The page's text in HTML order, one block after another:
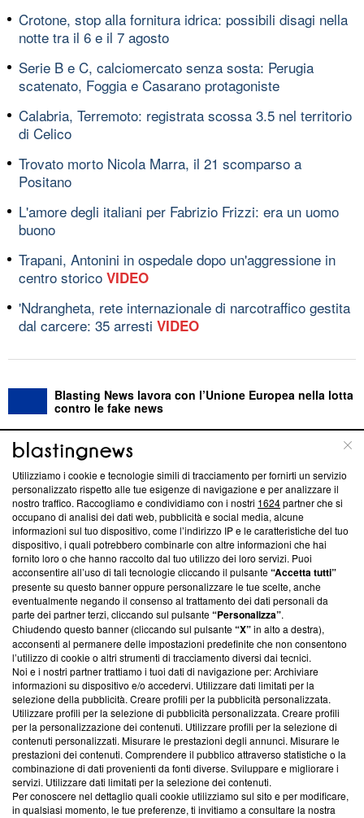
Crotone, stop alla fornitura idrica: possibili disagi nella
notte tra il 6 e il 7 agosto
Serie B e C, calciomercato senza sosta: Perugia
scatenato, Foggia e Casarano protagoniste
Calabria, Terremoto: registrata scossa 3.5 nel territorio
di Celico
Trovato morto Nicola Marra, il 21 scomparso a
Positano
L'amore degli italiani per Fabrizio Frizzi: era un uomo
buono
Trapani, Antonini in ospedale dopo un'aggressione in
centro storico VIDEO
'Ndrangheta, rete internazionale di narcotraffico gestita
dal carcere: 35 arresti VIDEO
Blasting News lavora con l’Unione Europea nella lotta
contro le fake news
ABOUT LINEA EDITORIALE
Questa sezione offre informazioni trasparenti su Blasting
News, sui nostri processi editoriali e su come ci impegniamo a
creare news di qualità. Inoltre, afferma la nostra aderenza a
‘Trust Project - News with Integrity’Blasting News non è
ancora membro del programma, ma ha richiesto di farne
parte; Trust Project non ha ancora effettuato una verifica di
conformità agli standard.
Su di noi
Team editoriale
Corporate
Redazione
Informativa Privacy
Cookie Policy
Blasting SA, IDI CHE-247.845.224, Via Carlo Frasca, 3 - 6900
Lugano (Svizzera) Tel:+39 0690258937
Utilizziamo i cookie e tecnologie simili di tracciamento per fornirti un servizio
personalizzato rispetto alle tue esigenze di navigazione e per analizzare il
nostro traffico. Raccogliamo e condividiamo con i nostri 1624partner che si
occupano di analisi dei dati web, pubblicità e social media, alcune
informazioni sul tuo dispositivo, come l’indirizzo IP e le caratteristiche del tuo
dispositivo, i quali potrebbero combinarle con altre informazioni che hai
fornito loro o che hanno raccolto dal tuo utilizzo dei loro servizi. Puoi
acconsentire all’uso di tali tecnologie cliccando il pulsante“Accetta tutti”
presente su questo banner oppure personalizzare le tue scelte, anche
eventualmente negando il consenso al trattamento dei dati personali da
parte dei partner terzi, cliccando sul pulsante“Personalizza”.
Chiudendo questo banner (cliccando sul pulsante“X”in alto a destra),
acconsenti al permanere delle impostazioni predefinite che non consentono
l’utilizzo di cookie o altri strumenti di tracciamento diversi dai tecnici.
Noi e i nostri partner trattiamo i tuoi dati di navigazione per: Archiviare
informazioni su dispositivo e/o accedervi. Utilizzare dati limitati per la
selezione della pubblicità. Creare profili per la pubblicità personalizzata.
Utilizzare profili per la selezione di pubblicità personalizzata. Creare profili
per la personalizzazione dei contenuti. Utilizzare profili per la selezione di
contenuti personalizzati. Misurare le prestazioni degli annunci. Misurare le
prestazioni dei contenuti. Comprendere il pubblico attraverso statistiche o la
combinazione di dati provenienti da fonti diverse. Sviluppare e migliorare i
servizi. Utilizzare dati limitati per la selezione dei contenuti.
Per conoscere nel dettaglio quali cookie utilizziamo sul sito e per modificare,
in qualsiasi momento, le tue preferenze, ti invitiamo a consultare la nostra